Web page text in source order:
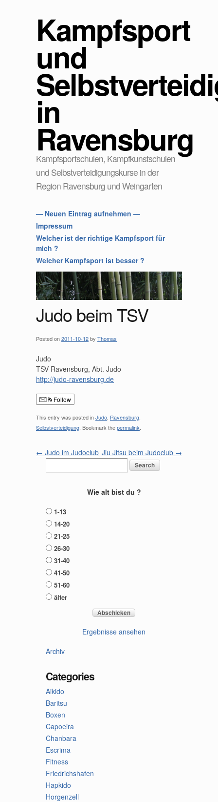
Kampfsport
und
in
Ravensburg
Kampfsportschulen, Kampfkunstschulen
und Selbstverteidigungskurse in der
Region Ravensburg und Weingarten
— Neuen Eintrag aufnehmen —
Impressum
Welcher ist der richtige Kampfsport für
mich ?
Welcher Kampfsport ist besser ?
Judo beim TSV
Posted on2011-10-12by Thomas
Judo
TSV Ravensburg, Abt. Judo
http://judo-ravensburg.de
Follow
This entry was posted inJudo Ravensburg
Selbstverteidigung . Bookmark thepermalink
← Judo im Judoclub Jiu Jitsu beim Judoclub →
Wie alt bist du ?
1-13
14-20
21-25
26-30
31-40
41-50
51-60
älter
Ergebnisse ansehen
Archiv
Categories
Aikido
Baritsu
Boxen
Capoeira
Chanbara
Escrima
Fitness
Friedrichshafen
Hapkido
Horgenzell